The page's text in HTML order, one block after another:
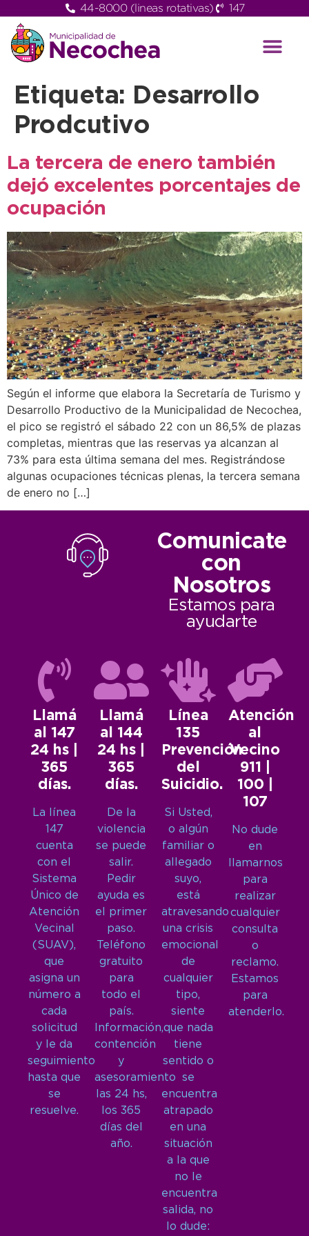
44-8000 (lineas rotativas) 147
Etiqueta:
Desarrollo
Prodcutivo
La tercera de enero también
dejó excelentes porcentajes de
ocupación
Según el informe que elabora la Secretaría de Turismo y
Desarrollo Productivo de la Municipalidad de Necochea,
el pico se registró el sábado 22 con un 86,5% de plazas
completas, mientras que las reservas ya alcanzan al
73% para esta última semana del mes. Registrándose
algunas ocupaciones técnicas plenas, la tercera semana
de enero no […]
Comunicate
con
Nosotros
Estamos para
ayudarte
Llamá
al 147
24 hs |
365
días.
La línea
147
cuenta
con el
Sistema
Único de
Atención
Vecinal
(SUAV),
que
asigna un
número a
cada
solicitud
y le da
seguimiento
hasta que
se
resuelve.
Llamá
al 144
24 hs |
365
días.
De la
violencia
se puede
salir.
Pedir
ayuda es
el primer
paso.
Teléfono
gratuito
para
todo el
país.
Información,
contención
y
asesoramiento
las 24 hs,
los 365
días del
año.
Línea
135
Prevención
del
Suicidio.
Si Usted,
o algún
familiar o
allegado
suyo,
está
atravesando
una crisis
emocional
de
cualquier
tipo,
siente
que nada
tiene
sentido o
se
encuentra
atrapado
en una
situación
a la que
no le
encuentra
salida, no
lo dude:
Atención
al
Vecino
911 |
100 |
107
No dude
en
llamarnos
para
realizar
cualquier
consulta
o
reclamo.
Estamos
para
atenderlo.